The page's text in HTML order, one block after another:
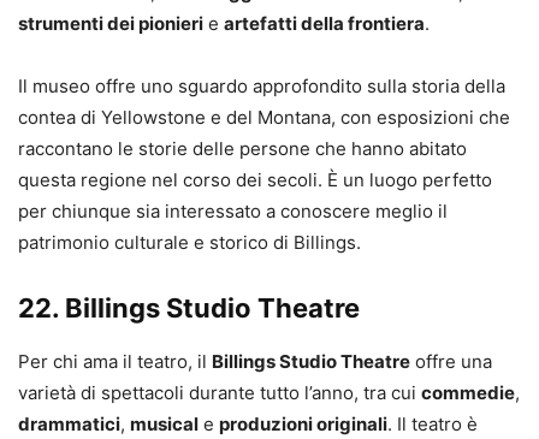
strumenti dei pionieri e artefatti della frontiera.
Il museo offre uno sguardo approfondito sulla storia della
contea di Yellowstone e del Montana, con esposizioni che
raccontano le storie delle persone che hanno abitato
questa regione nel corso dei secoli. È un luogo perfetto
per chiunque sia interessato a conoscere meglio il
patrimonio culturale e storico di Billings.
22. Billings Studio Theatre
Per chi ama il teatro, il Billings Studio Theatre offre una
varietà di spettacoli durante tutto l’anno, tra cui commedie,
drammatici, musical e produzioni originali. Il teatro è